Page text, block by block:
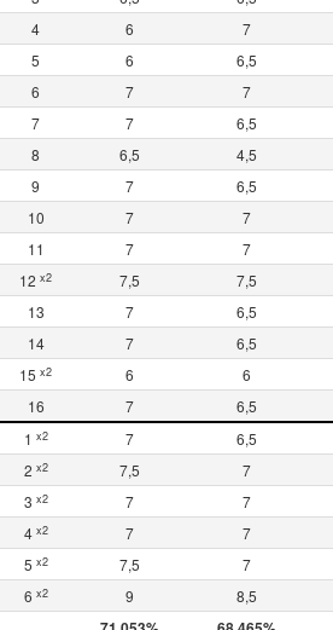
4 6 7
5 6 6,5
6 7 7
7 7 6,5
8 6,5 4,5
9 7 6,5
10 7 7
11 7 7
12 x2 7,5 7,5
13 7 6,5
14 7 6,5
15 x2 6 6
16 7 6,5
1 x2 7 6,5
2 x2 7,5 7
3 x2 7 7
4 x2 7 7
5 x2 7,5 7
6 x2 9 8,5